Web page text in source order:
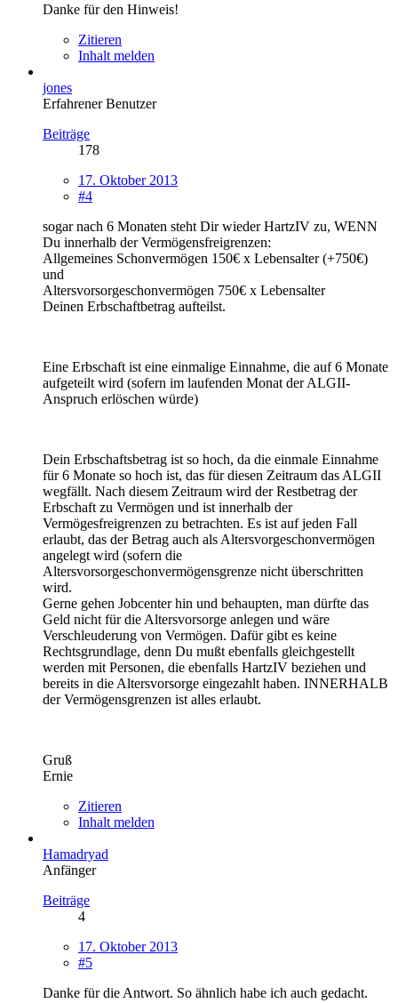
Danke für den Hinweis!
Zitieren
Inhalt melden
jones
Erfahrener Benutzer
Beiträge
178
17. Oktober 2013
#4
sogar nach 6 Monaten steht Dir wieder HartzIV zu, WENN
Du innerhalb der Vermögensfreigrenzen:
Allgemeines Schonvermögen 150€ x Lebensalter (+750€)
und
Altersvorsorgeschonvermögen 750€ x Lebensalter
Deinen Erbschaftbetrag aufteilst.
Eine Erbschaft ist eine einmalige Einnahme, die auf 6 Monate
aufgeteilt wird (sofern im laufenden Monat der ALGII-
Anspruch erlöschen würde)
Dein Erbschaftsbetrag ist so hoch, da die einmale Einnahme
für 6 Monate so hoch ist, das für diesen Zeitraum das ALGII
wegfällt. Nach diesem Zeitraum wird der Restbetrag der
Erbschaft zu Vermögen und ist innerhalb der
Vermögesfreigrenzen zu betrachten. Es ist auf jeden Fall
erlaubt, das der Betrag auch als Altersvorgeschonvermögen
angelegt wird (sofern die
Altersvorsorgeschonvermögensgrenze nicht überschritten
wird.
Gerne gehen Jobcenter hin und behaupten, man dürfte das
Geld nicht für die Altersvorsorge anlegen und wäre
Verschleuderung von Vermögen. Dafür gibt es keine
Rechtsgrundlage, denn Du mußt ebenfalls gleichgestellt
werden mit Personen, die ebenfalls HartzIV beziehen und
bereits in die Altersvorsorge eingezahlt haben. INNERHALB
der Vermögensgrenzen ist alles erlaubt.
Gruß
Ernie
Zitieren
Inhalt melden
Hamadryad
Anfänger
Beiträge
4
17. Oktober 2013
#5
Danke für die Antwort. So ähnlich habe ich auch gedacht.